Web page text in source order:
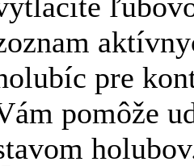
pre
pomôže